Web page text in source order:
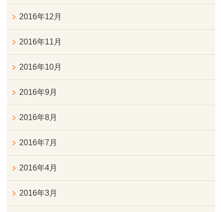
2016年12月
2016年11月
2016年10月
2016年9月
2016年8月
2016年7月
2016年4月
2016年3月